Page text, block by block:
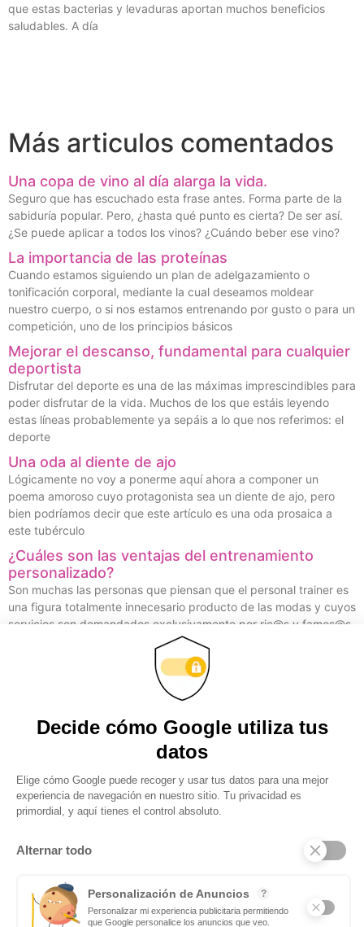
que estas bacterias y levaduras aportan muchos beneficios
saludables. A día
Más articulos comentados
Una copa de vino al día alarga la vida.
Seguro que has escuchado esta frase antes. Forma parte de la
sabiduría popular. Pero, ¿hasta qué punto es cierta? De ser así.
¿Se puede aplicar a todos los vinos? ¿Cuándo beber ese vino?
La importancia de las proteínas
Cuando estamos siguiendo un plan de adelgazamiento o
tonificación corporal, mediante la cual deseamos moldear
nuestro cuerpo, o si nos estamos entrenando por gusto o para un
competición, uno de los principios básicos
Mejorar el descanso, fundamental para cualquier
deportista
Disfrutar del deporte es una de las máximas imprescindibles para
poder disfrutar de la vida. Muchos de los que estáis leyendo
estas líneas probablemente ya sepáis a lo que nos referimos: el
deporte
Una oda al diente de ajo
Lógicamente no voy a ponerme aquí ahora a componer un
poema amoroso cuyo protagonista sea un diente de ajo, pero
bien podríamos decir que este artículo es una oda prosaica a
este tubérculo
¿Cuáles son las ventajas del entrenamiento
personalizado?
Son muchas las personas que piensan que el personal trainer es
una figura totalmente innecesario producto de las modas y cuyos
servicios son demandados exclusivamente por ric@s y famos@s.
Obtenga actualizaciones y
manténgase conectado:
suscríbase a nuestro
boletín